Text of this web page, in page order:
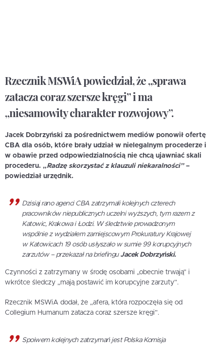
Rzecznik MSWiA powiedział, że „sprawa
zatacza coraz szersze kręgi” i ma
„niesamowity charakter rozwojowy”.
Jacek Dobrzyński za pośrednictwem mediów ponowił ofertę
CBA dla osób, które brały udział w nielegalnym procederze i
w obawie przed odpowiedzialnością nie chcą ujawniać skali
procederu. „Radzę skorzystać z klauzuli niekaralności”–
powiedział urzędnik.
Dzisiaj rano agenci CBA zatrzymali kolejnych czterech
pracowników niepublicznych uczelni wyższych, tym razem z
Katowic, Krakowa i Łodzi. W śledztwie prowadzonym
wspólnie z wydziałem zamiejscowym Prokuratury Krajowej
w Katowicach 19 osób usłyszało w sumie 99 korupcyjnych
zarzutów – przekazał na briefingu Jacek Dobrzyński.
Czynności z zatrzymany w środę osobami „obecnie trwają” i
wkrótce śledczy „mają postawić im korupcyjne zarzuty”.
Rzecznik MSWiA dodał, że „afera, która rozpoczęła się od
Collegium Humanum zatacza coraz szersze kręgi”.
Spoiwem kolejnych zatrzymań jest Polska Komisja